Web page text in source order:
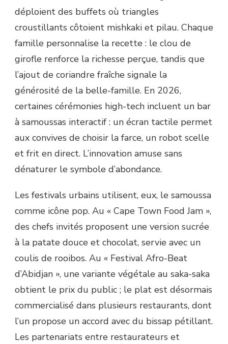
déploient des buffets où triangles
croustillants côtoient mishkaki et pilau. Chaque
famille personnalise la recette : le clou de
girofle renforce la richesse perçue, tandis que
l’ajout de coriandre fraîche signale la
générosité de la belle-famille. En 2026,
certaines cérémonies high-tech incluent un bar
à samoussas interactif : un écran tactile permet
aux convives de choisir la farce, un robot scelle
et frit en direct. L’innovation amuse sans
dénaturer le symbole d’abondance.
Les festivals urbains utilisent, eux, le samoussa
comme icône pop. Au « Cape Town Food Jam »,
des chefs invités proposent une version sucrée
à la patate douce et chocolat, servie avec un
coulis de rooibos. Au « Festival Afro-Beat
d’Abidjan », une variante végétale au saka-saka
obtient le prix du public ; le plat est désormais
commercialisé dans plusieurs restaurants, dont
l’un propose un accord avec du bissap pétillant.
Les partenariats entre restaurateurs et